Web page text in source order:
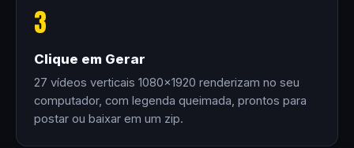
3
Clique em Gerar
27 vídeos verticais 1080×1920 renderizam no seu
computador, com legenda queimada, prontos para
postar ou baixar em um zip.